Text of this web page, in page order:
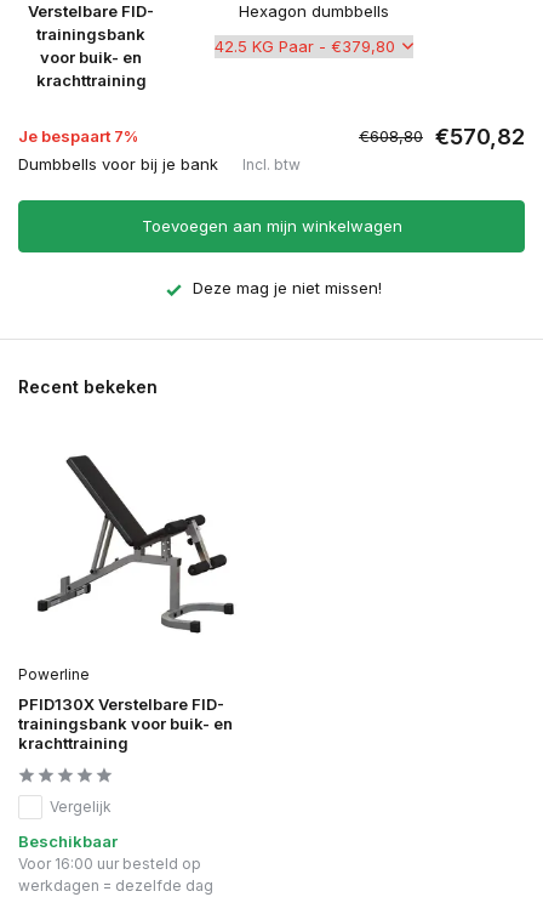
Verstelbare FID-
trainingsbank
voor buik- en
krachttraining
Hexagon dumbbells
Je bespaart 7% €608,80 €570,82
Dumbbells voor bij je bank Incl. btw
Toevoegen aan mijn winkelwagen
Deze mag je niet missen!
Recent bekeken
Powerline
PFID130X Verstelbare FID-
trainingsbank voor buik- en
krachttraining
Vergelijk
Beschikbaar
Voor 16:00 uur besteld op
werkdagen = dezelfde dag